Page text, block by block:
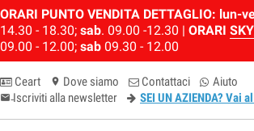
ORARI PUNTO VENDITA DETTAGLIO: lun-
14.30 - 18.30; sab. 09.00 -12.30 | ORARI
09.00 - 12.00; sab 09.30 - 12.00
Ceart location_on Dove siamo Contattaci Aiuto
email-newsletter
Iscriviti alla newsletter SEI UN AZIENDA? Vai